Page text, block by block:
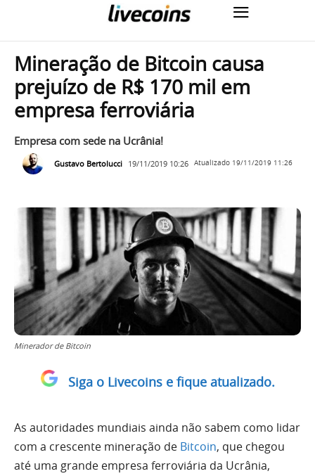
Mineração de Bitcoin causa
prejuízo de R$ 170 mil em
empresa ferroviária
Empresa com sede na Ucrânia!
Gustavo Bertolucci 19/11/2019 10:26 Atualizado 19/11/2019 11:26
Minerador de Bitcoin
Siga o Livecoins e fique atualizado.
As autoridades mundiais ainda não sabem como lidar
com a crescente mineração de Bitcoin, que chegou
até uma grande empresa ferroviária da Ucrânia,